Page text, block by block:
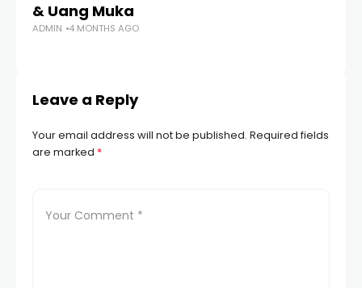
& Uang Muka
ADMIN 4 MONTHS AGO
Leave a Reply
Your email address will not be published. Required fields
are marked *